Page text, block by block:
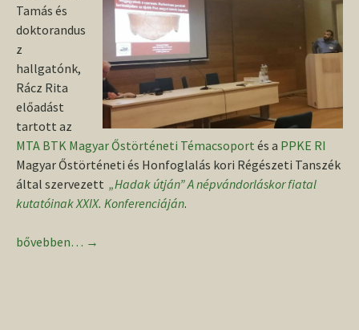
Tamás és
doktorandus
z
hallgatónk,
Rácz Rita
előadást
tartott az
MTA BTK Magyar Őstörténeti Témacsoport és a PPKE RI
Magyar Őstörténeti és Honfoglalás kori Régészeti Tanszék
által szervezett „Hadak útján” A népvándorláskor fiatal
kutatóinak XXIX. Konferenciáján.
Munkatársaink előadása Budapesten
bővebben… →